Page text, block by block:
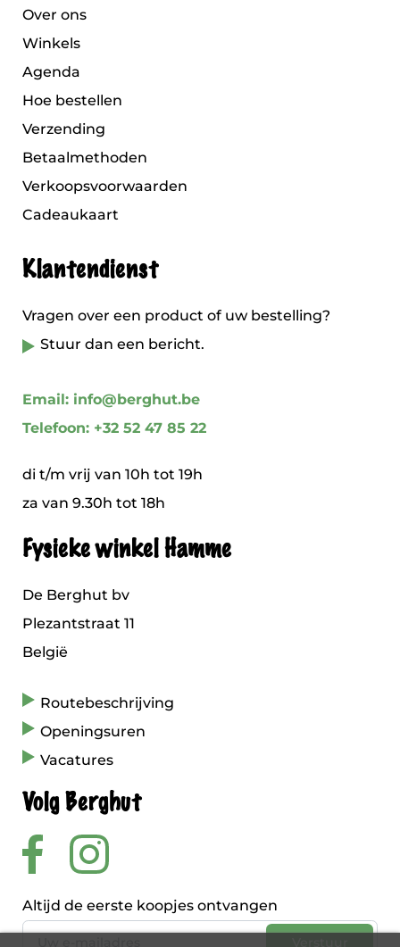
Over ons
Winkels
Agenda
Hoe bestellen
Verzending
Betaalmethoden
Verkoopsvoorwaarden
Cadeaukaart
Klantendienst
Vragen over een product of uw bestelling?
Stuur dan een bericht.
Email: info@berghut.be
Telefoon: +32 52 47 85 22
di t/m vrij van 10h tot 19h
za van 9.30h tot 18h
Fysieke winkel Hamme
De Berghut bv
Plezantstraat 11
België
Routebeschrijving
Openingsuren
Vacatures
Volg Berghut
Altijd de eerste koopjes ontvangen